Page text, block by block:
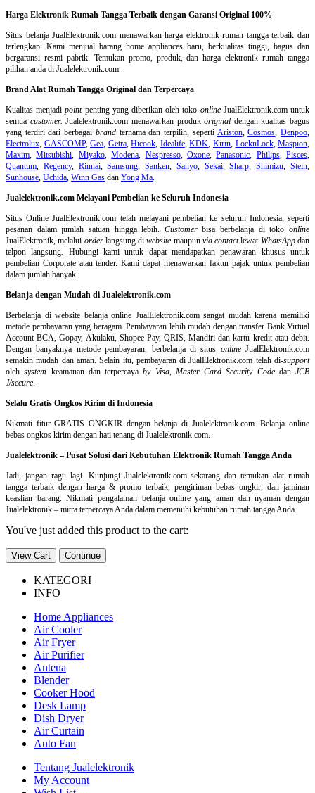
Harga Elektronik Rumah Tangga Terbaik dengan Garansi Original 100%
Situs belanjaJualElektronik.com menawarkan harga elektronik rumah tangga terbaik dan
terlengkap. Kami menjual barang home appliances baru, berkualitas tinggi, bagus dan
bergaransi resmi pabrik. Temukan promo, produk, dan harga elektronik rumah tangga
pilihan anda di Jualelektronik.com.
Brand Alat Rumah Tangga Original dan Terpercaya
Kualitas menjadipointpenting yang diberikan oleh toko onlineJualElektronik.com untuk
semua customer. Jualelektronik.com menawarkan produkoriginal dengan kualitas bagus
yang terdiri dari berbagai brandternama dan terpilih, seperti Ariston,Cosmos,Denpoo,
Electrolux, GASCOMP,Gea, Getra,Hicook, Idealife,KDK, Kirin, LocknLock,Maspion,
Maxim,Mitsubishi, Miyako,Modena, Nespresso, Oxone,Panasonic, Philips, Pisces,
Quantum, Regency, Rinnai,Samsung,Sanken, Sanyo, Sekai,Sharp,Shimizu,Stein,
Sunhouse, Uchida, Winn Gas dan Yong Ma.
Jualelektronik.com Melayani Pembelian ke Seluruh Indonesia
Situs Online JualElektronik.com telah melayani pembelian ke seluruh Indonesia, seperti
pesanan dalam jumlah satuan hingga lebih. Customerbisa berbelanja di tokoonline
JualElektronik, melalui orderlangsung diwebsite maupun via contactlewat WhatsAppdan
telpon langsung. Hubungi kami untuk dapat mendapatkan penawaran khusus untuk
pembelian Corporate atau tender. Kami dapat menawarkan faktur pajak untuk pembelian
dalam jumlah banyak
Belanja dengan Mudah di Jualelektronik.com
Berbelanja diwebsite belanja online JualElektronik.com sangat mudah karena memiliki
metode pembayaran yang beragam. Pembayaran lebih mudah dengan transfer Bank Virtual
Account BCA, Gopay, Akulaku, Shopee Pay, QRIS, Mandiri dan kartu kredit atau debit.
Dengan banyaknya metode pembayaran, berbelanja di situs onlineJualElektronik.com
semakin mudah dan aman. Selain itu, pembayaran di JualElektronik.com telah di-support
olehsystem keamanan dan terpercayaby Visa, Master Card Security Codedan JCB
J/secure.
Selalu Gratis Ongkos Kirim di Indonesia
Nikmati fitur GRATIS ONGKIR dengan belanja di Jualelektronik.com. Belanja online
bebas ongkos kirim dengan hati tenang di Jualelektronik.com.
Jualelektronik – Pusat Solusi dari Kebutuhan Elektronik Rumah Tangga Anda
Jadi, jangan ragu lagi. Kunjungi Jualelektronik.com sekarang dan temukan alat rumah
tangga terbaik dengan harga & promo terbaik, pengiriman bebas ongkir, dan jaminan
keaslian barang. Nikmati pengalaman belanja online yang aman dan nyaman dengan
Jualelektronik – mitra terpercaya Anda dalam memenuhi kebutuhan rumah tangga Anda.
You've just added this product to the cart:
View Cart Continue
KATEGORI
INFO
Home Appliances
Air Cooler
Air Fryer
Air Purifier
Antena
Blender
Cooker Hood
Desk Lamp
Dish Dryer
Air Curtain
Auto Fan
Tentang Jualelektronik
My Account